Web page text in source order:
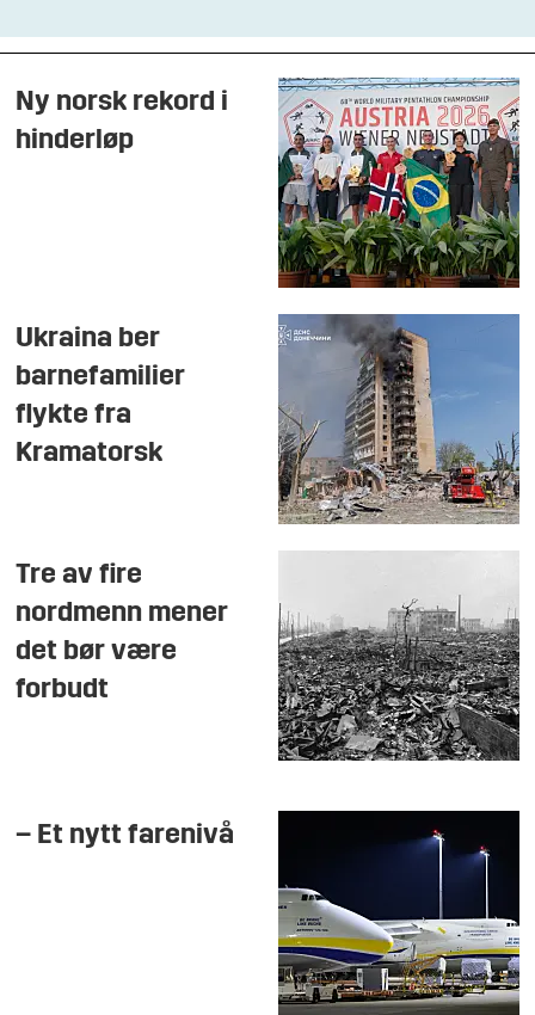
Ny norsk rekord i
hinderløp
Ukraina ber
barnefamilier
flykte fra
Kramatorsk
Tre av fire
nordmenn mener
det bør være
forbudt
– Et nytt farenivå